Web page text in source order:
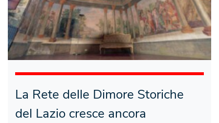
La Rete delle Dimore Storiche
del Lazio cresce ancora